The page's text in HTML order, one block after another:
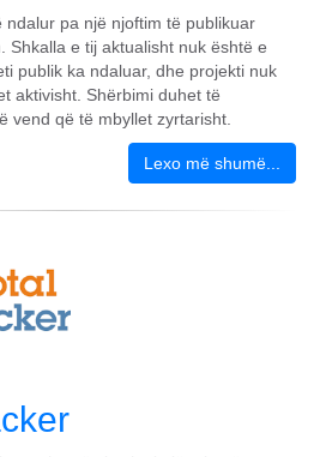
ndalur pa një njoftim të publikuar
Shkalla e tij aktualisht nuk është e
publik ka ndaluar, dhe projekti nuk
aktivisht. Shërbimi duhet të
vend që të mbyllet zyrtarisht.
Lexo më shumë...